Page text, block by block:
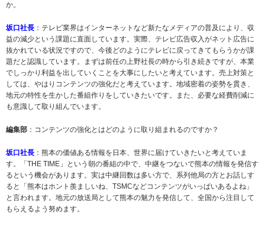
か。
坂口社長 ：テレビ業界はインターネットなど新たなメディアの普及により、収
益の減少という課題に直面しています。実際、テレビ広告収入がネット広告に
抜かれている状況ですので、今後どのようにテレビに戻ってきてもらうかが課
題だと認識しています。まずは前任の上野社長の時から引き続きですが、本業
でしっかり利益を出していくことを大事にしたいと考えています。売上対策と
しては、やはりコンテンツの強化だと考えています。地域密着の姿勢を貫き、
地元の特性を生かした番組作りをしていきたいです。また、必要な経費削減に
も意識して取り組んでいます。
編集部 ：コンテンツの強化とはどのように取り組まれるのですか？
坂口社長 ：熊本の価値ある情報を日本、世界に届けていきたいと考えていま
す。「THE TIME」という朝の番組の中で、中継をつないで熊本の情報を発信す
るという機会があります。実は中継回数は多い方で、系列他局の方とお話しす
ると「熊本はホント羨ましいね、TSMCなどコンテンツがいっぱいあるよね」
と言われます。地元の放送局として熊本の魅力を発信して、全国から注目して
もらえるよう努めます。